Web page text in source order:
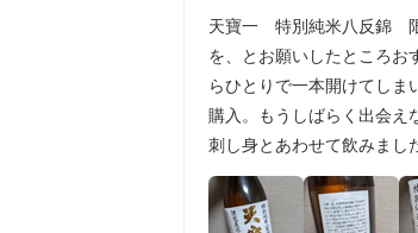
天寶一 特別純米八反錦 限
を、とお願いしたところお
らひとりで一本開けてしま
購入。もうしばらく出会え
刺し身とあわせて飲みまし